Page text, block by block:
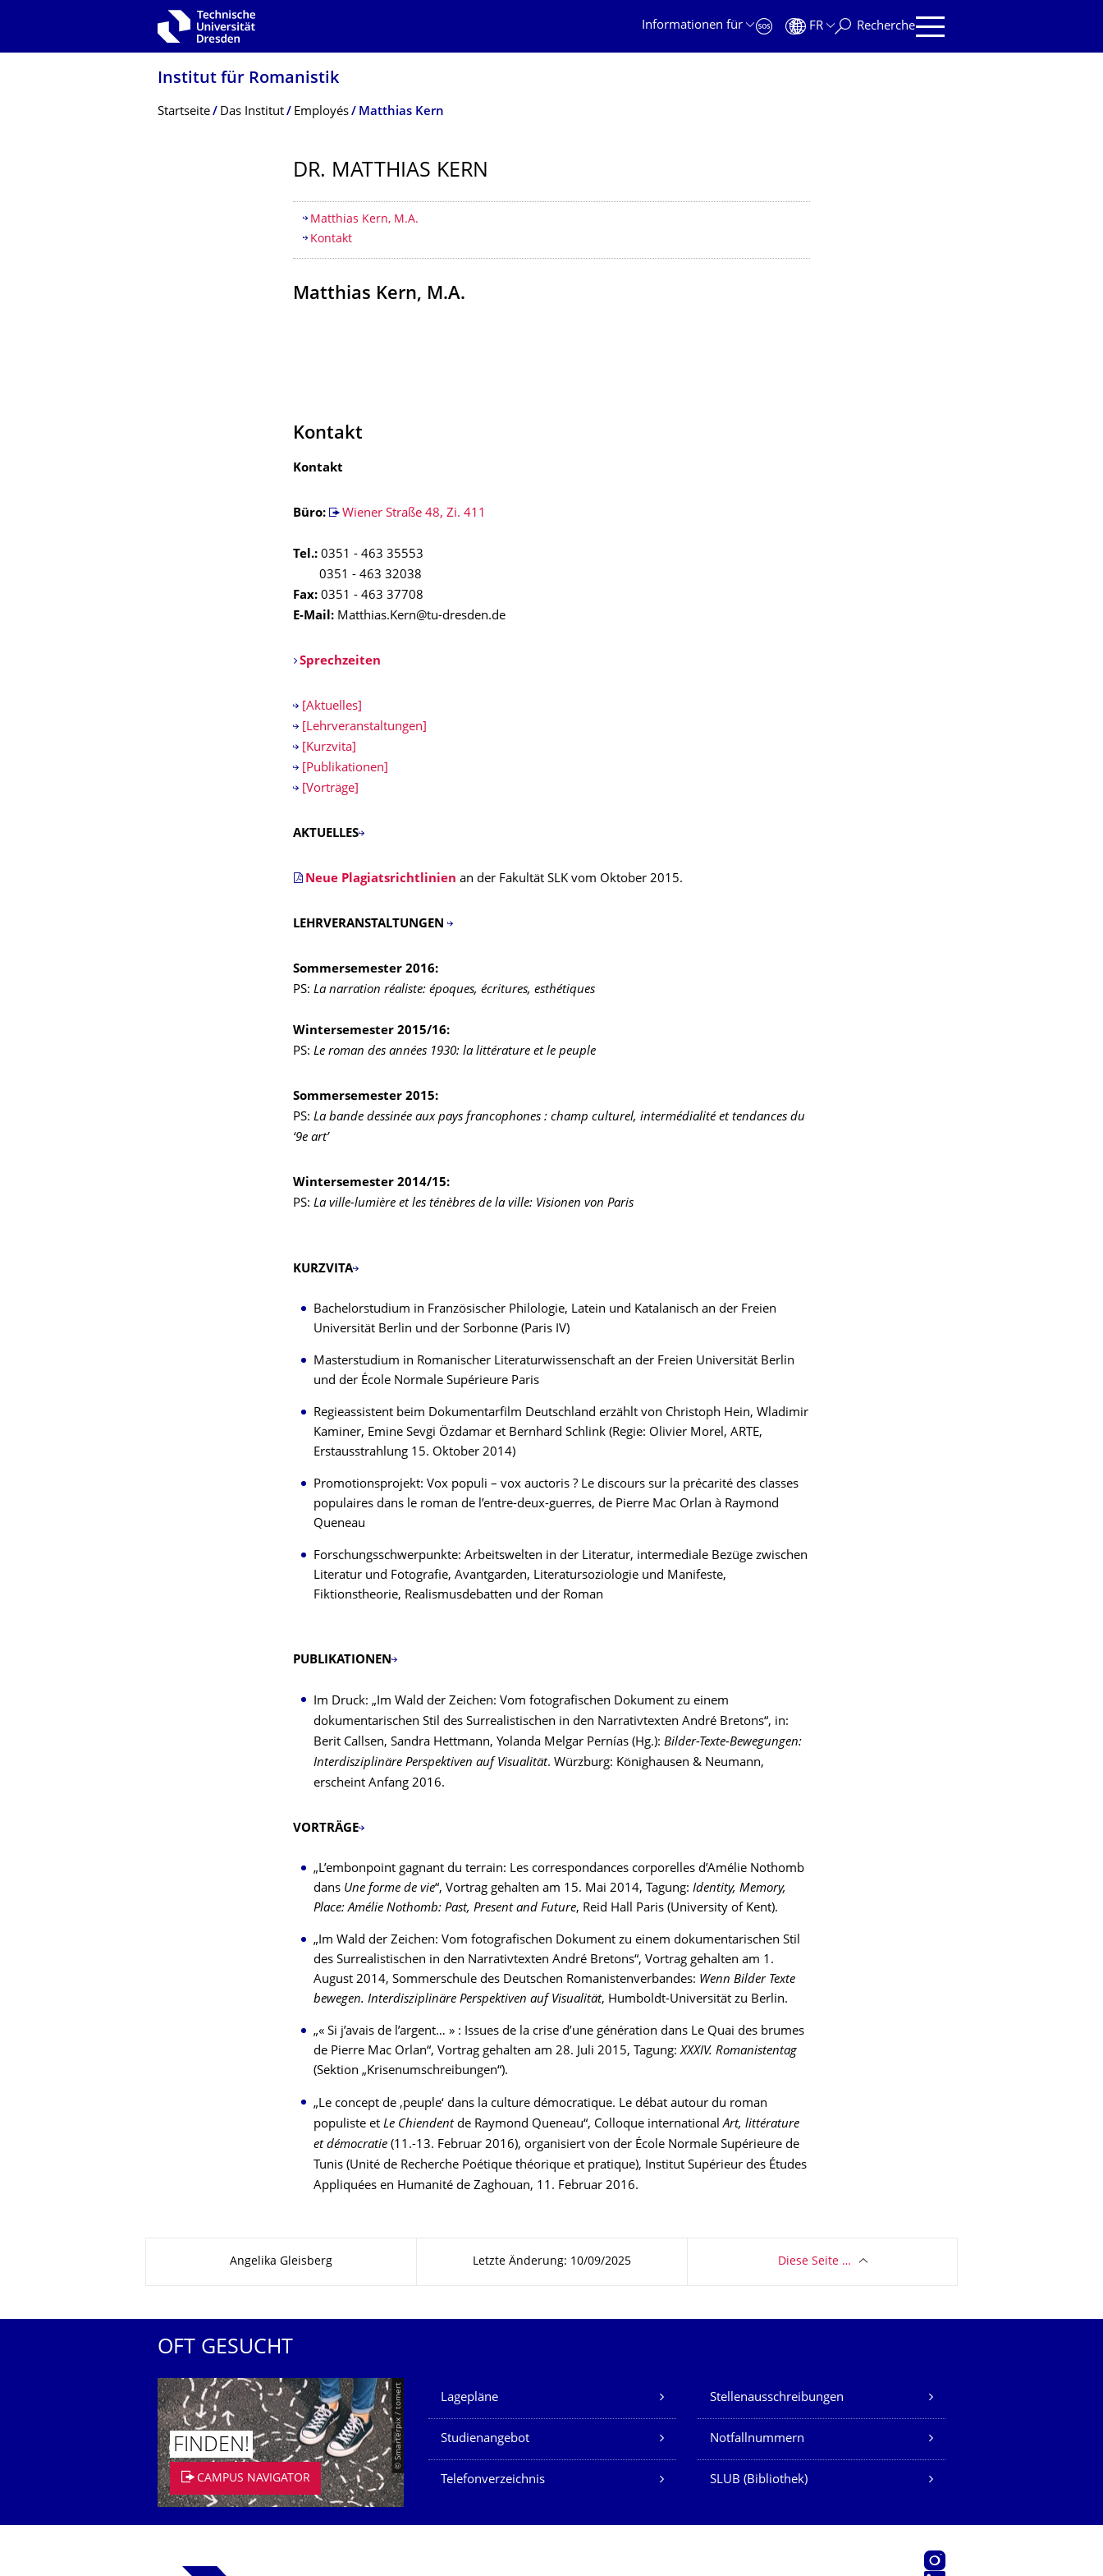
Zur Hauptnavigation springen
Informationen für
FR Recherche
Institut für Romanistik
Breadcrumb-Menü
Startseite Das Institut Employés Matthias Kern
DR. MATTHIAS KERN
Inhaltsverzeichnis
Matthias Kern, M.A.
Kontakt
Matthias Kern, M.A.
Kontakt
Kontakt
Büro: Wiener Straße 48, Zi. 411
Tel.: 0351 - 463 35553
0351 - 463 32038
Fax: 0351 - 463 37708
E-Mail: Matthias.Kern@tu-dresden.de
Sprechzeiten
[Aktuelles]
[Lehrveranstaltungen]
[Kurzvita]
[Publikationen]
[Vorträge]
AKTUELLES
Neue Plagiatsrichtlinien an der Fakultät SLK vom Oktober 2015.
LEHRVERANSTALTUNGEN
Sommersemester 2016:
PS: La narration réaliste: époques, écritures, esthétiques
Wintersemester 2015/16:
PS: Le roman des années 1930: la littérature et le peuple
Sommersemester 2015:
PS: La bande dessinée aux pays francophones : champ culturel, intermédialité et tendances du
‘9e art’
Wintersemester 2014/15:
PS: La ville-lumière et les ténèbres de la ville: Visionen von Paris
KURZVITA
Bachelorstudium in Französischer Philologie, Latein und Katalanisch an der Freien
Universität Berlin und der Sorbonne (Paris IV)
Masterstudium in Romanischer Literaturwissenschaft an der Freien Universität Berlin
und der École Normale Supérieure Paris
Regieassistent beim Dokumentarfilm Deutschland erzählt von Christoph Hein, Wladimir
Kaminer, Emine Sevgi Özdamar et Bernhard Schlink (Regie: Olivier Morel, ARTE,
Erstausstrahlung 15. Oktober 2014)
Promotionsprojekt: Vox populi – vox auctoris ? Le discours sur la précarité des classes
populaires dans le roman de l’entre-deux-guerres, de Pierre Mac Orlan à Raymond
Queneau
Forschungsschwerpunkte: Arbeitswelten in der Literatur, intermediale Bezüge zwischen
Literatur und Fotografie, Avantgarden, Literatursoziologie und Manifeste,
Fiktionstheorie, Realismusdebatten und der Roman
PUBLIKATIONEN
Im Druck: „Im Wald der Zeichen: Vom fotografischen Dokument zu einem
dokumentarischen Stil des Surrealistischen in den Narrativtexten André Bretons“, in:
Berit Callsen, Sandra Hettmann, Yolanda Melgar Pernías (Hg.): Bilder-Texte-Bewegungen:
Interdisziplinäre Perspektiven auf Visualität. Würzburg: Könighausen & Neumann,
erscheint Anfang 2016.
VORTRÄGE
„L’embonpoint gagnant du terrain: Les correspondances corporelles d’Amélie Nothomb
dans Une forme de vie“, Vortrag gehalten am 15. Mai 2014, Tagung: Identity, Memory,
Place: Amélie Nothomb: Past, Present and Future, Reid Hall Paris (University of Kent).
„Im Wald der Zeichen: Vom fotografischen Dokument zu einem dokumentarischen Stil
des Surrealistischen in den Narrativtexten André Bretons“, Vortrag gehalten am 1.
August 2014, Sommerschule des Deutschen Romanistenverbandes: Wenn Bilder Texte
bewegen. Interdisziplinäre Perspektiven auf Visualität, Humboldt-Universität zu Berlin.
„« Si j’avais de l’argent… » : Issues de la crise d’une génération dans Le Quai des brumes
de Pierre Mac Orlan“, Vortrag gehalten am 28. Juli 2015, Tagung:XXXIV. Romanistentag
(Sektion „Krisenumschreibungen“).
„Le concept de ‚peuple‘ dans la culture démocratique. Le débat autour du roman
populiste et Le Chiendentde Raymond Queneau“, Colloque internationalArt, littérature
et démocratie (11.-13. Februar 2016), organisiert von der École Normale Supérieure de
Tunis (Unité de Recherche Poétique théorique et pratique), Institut Supérieur des Études
Appliquées en Humanité de Zaghouan, 11. Februar 2016.
Angelika Gleisberg Letzte Änderung: 10/09/2025 Diese Seite …
OFT GESUCHT
© Smarterpix / tomert
FINDEN!
CAMPUS NAVIGATOR
Unsere Dienste
Lagepläne Stellenausschreibungen
Studienangebot Notfallnummern
Telefonverzeichnis SLUB (Bibliothek)
Instagram